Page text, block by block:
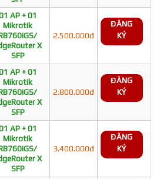
AP + 01
Mikrotik
X
SFP
2.500.000đ
ĐĂNG
KÝ
AP + 01
Mikrotik
X
SFP
2.800.000đ
ĐĂNG
KÝ
AP + 01
Mikrotik
X
SFP
3.400.000đ
ĐĂNG
KÝ